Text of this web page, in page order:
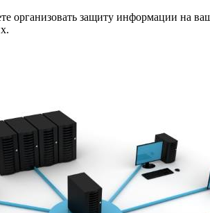
организовать защиту информации на